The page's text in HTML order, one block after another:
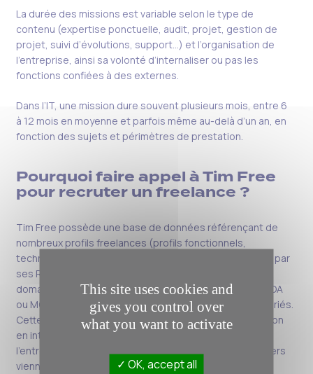
La durée des missions est variable selon le type de
contenu (expertise ponctuelle, audit, projet, gestion de
projet, suivi d’évolutions, support…) et l’organisation de
l’entreprise, ainsi sa volonté d’internaliser ou pas les
fonctions confiées à des externes.
Dans l’IT, une mission dure souvent plusieurs mois, entre 6
à 12 mois en moyenne et parfois même au-delà d’un an, en
fonction des sujets et périmètres de prestation.
Pourquoi faire appel à Tim Free
pour recruterun freelance ?
Tim Free possède une base de données référençant de
nombreux profils freelances (profils fonctionnels,
techniques ou chefs de projet
par
ses Resource Managers
domaines SAP, BI, CRM, Java, avec des expériences AMOA
ou MOE, projet ou TMA, dans des secteurs d’activité variés.
Cette base est sans cesse enrichie par de laprospection
en interne ainsi que de la
l’entreprise
. Des prises de référence auprès de managers
viennent compléter les dossiers de présentation des
This site uses cookies and
gives you control over
what you want to activate
OK, accept all